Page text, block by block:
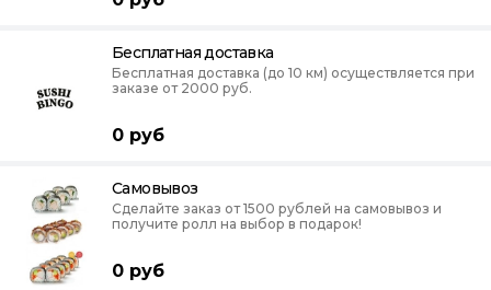
Бесплатная доставка
Бесплатная доставка (до 10 км) осуществляется при
заказе от 2000 руб.
0 руб
Самовывоз
Сделайте заказ от 1500 рублей на самовывоз и
получите ролл на выбор в подарок!
0 руб